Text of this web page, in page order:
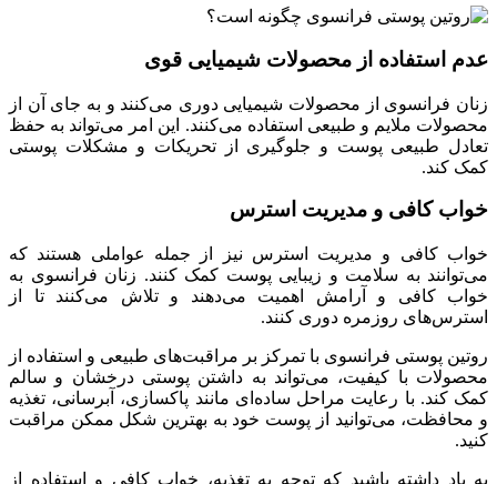
عدم استفاده از محصولات شیمیایی قوی
زنان فرانسوی از محصولات شیمیایی دوری می‌کنند و به جای آن از
محصولات ملایم و طبیعی استفاده می‌کنند. این امر می‌تواند به حفظ
تعادل طبیعی پوست و جلوگیری از تحریکات و مشکلات پوستی
کمک کند.
خواب کافی و مدیریت استرس
خواب کافی و مدیریت استرس نیز از جمله عواملی هستند که
می‌توانند به سلامت و زیبایی پوست کمک کنند. زنان فرانسوی به
خواب کافی و آرامش اهمیت می‌دهند و تلاش می‌کنند تا از
استرس‌های روزمره دوری کنند.
روتین پوستی فرانسوی با تمرکز بر مراقبت‌های طبیعی و استفاده از
محصولات با کیفیت، می‌تواند به داشتن پوستی درخشان و سالم
کمک کند. با رعایت مراحل ساده‌ای مانند پاکسازی، آبرسانی، تغذیه
و محافظت، می‌توانید از پوست خود به بهترین شکل ممکن مراقبت
کنید.
به یاد داشته باشید که توجه به تغذیه، خواب کافی و استفاده از